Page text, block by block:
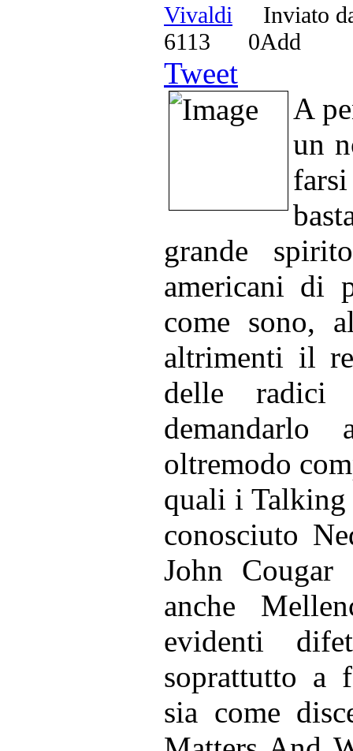
Inviato
6113
0Add
Tweet
A
un
grande
americani di
come sono,
altrimenti il
delle radici
oltremodo
quali i
conosciuto
John
anche
evidenti
soprattutto a
sia come